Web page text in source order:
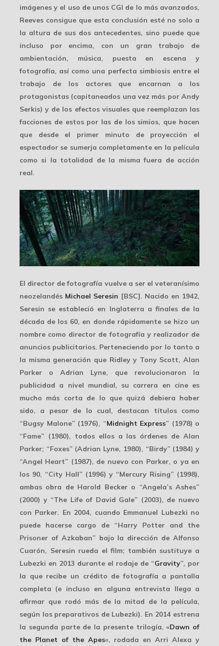
imágenes y el uso de unos CGI de lo más avanzados,
Reeves consigue que esta conclusión esté no solo a
la altura de sus dos antecedentes, sino puede que
incluso por encima, con un gran trabajo de
ambientación, música, puesta en escena y
fotografía, así como una perfecta simbiosis entre el
trabajo de los actores que encarnan a los
protagonistas (capitaneados una vez más por Andy
Serkis) y de los efectos visuales que reemplazan las
facciones de estos por las de los simios, que hacen
que desde el primer minuto de proyección el
espectador se sumerja completamente en la película
como si la totalidad de la misma fuera de acción
real.
El director de fotografía vuelve a ser el veteranísimo
neozelandés Michael Seresin [BSC]. Nacido en 1942,
Seresin se estableció en Inglaterra a finales de la
década de los 60, en donde rápidamente se hizo un
nombre como director de fotografía y realizador de
anuncios publicitarios. Perteneciendo por lo tanto a
la misma generación que Ridley y Tony Scott, Alan
Parker o Adrian Lyne, que revolucionaron la
publicidad a nivel mundial, su carrera en cine es
mucho más corta de lo que quizá debiera haber
sido, a pesar de lo cual, destacan títulos como
“Bugsy Malone” (1976), “Midnight Express” (1978) o
“Fame” (1980), todos ellos a las órdenes de Alan
Parker; “Foxes” (Adrian Lyne, 1980), “Birdy” (1984) y
“Angel Heart” (1987), de nuevo con Parker, o ya en
los 90, “City Hall” (1996) y “Mercury Rising” (1998),
ambas obra de Harold Becker o “Angela’s Ashes”
(2000) y “The Life of David Gale” (2003), de nuevo
con Parker. En 2004, cuando Emmanuel Lubezki no
puede hacerse cargo de “Harry Potter and the
Prisoner of Azkaban” bajo la dirección de Alfonso
Cuarón, Seresin rueda el film; también sustituye a
Lubezki en 2013 durante el rodaje de “Gravity”, por
la que recibe un crédito de fotografía a pantalla
completa (e incluso en alguna entrevista llega a
afirmar que rodó más de la mitad de la película,
según los preparativos de Lubezki). En 2014 estrena
la segunda parte de la presente trilogía, «Dawn of
the Planet of the Apes«, rodada en Arri Alexa y